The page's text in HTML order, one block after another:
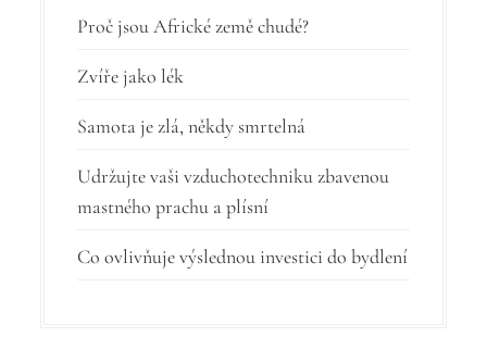
r
o
ř
í
s
p
Proč jsou Africké země chudé?
Zvíře jako lék
Samota je zlá, někdy smrtelná
Udržujte vaši vzduchotechniku zbavenou
mastného prachu a plísní
Co ovlivňuje výslednou investici do bydlení